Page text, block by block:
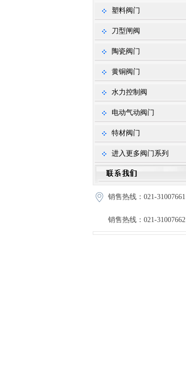
塑料阀门
刀型闸阀
陶瓷阀门
黄铜阀门
水力控制阀
电动气动阀门
特材阀门
进入更多阀门系列
销售热线：021-31007661
销售热线：021-31007662